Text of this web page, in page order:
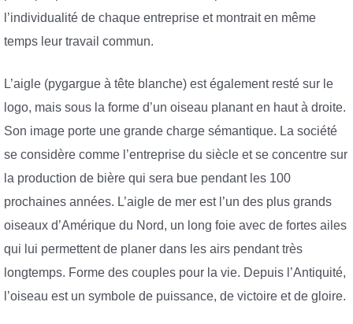
l’individualité de chaque entreprise et montrait en même
temps leur travail commun.
L’aigle (pygargue à tête blanche) est également resté sur le
logo, mais sous la forme d’un oiseau planant en haut à droite.
Son image porte une grande charge sémantique. La société
se considère comme l’entreprise du siècle et se concentre sur
la production de bière qui sera bue pendant les 100
prochaines années. L’aigle de mer est l’un des plus grands
oiseaux d’Amérique du Nord, un long foie avec de fortes ailes
qui lui permettent de planer dans les airs pendant très
longtemps. Forme des couples pour la vie. Depuis l’Antiquité,
l’oiseau est un symbole de puissance, de victoire et de gloire.